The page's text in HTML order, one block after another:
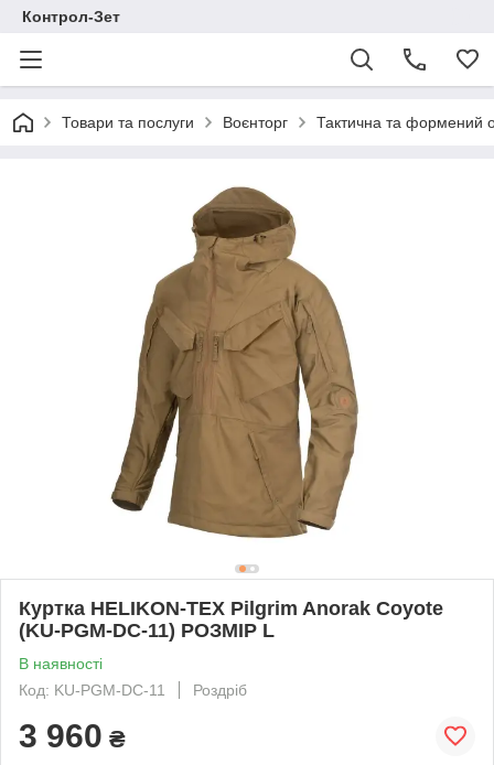
Контрол-Зет
Товари та послуги Воєнторг Тактична та формений
Куртка HELIKON-TEX Pilgrim Anorak Coyote
(KU-PGM-DC-11) РОЗМІР L
В наявності
Код: KU-PGM-DC-11
Роздріб
3 960 ₴